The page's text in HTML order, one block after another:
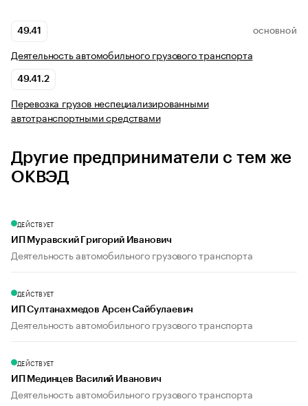
49.41 ОСНОВНОЙ
Деятельность автомобильного грузового транспорта
49.41.2
Перевозка грузов неспециализированными
автотранспортными средствами
Другие предприниматели с тем же
ОКВЭД
ДЕЙСТВУЕТ
ИП Муравский Григорий Иванович
Деятельность автомобильного грузового транспорта
ДЕЙСТВУЕТ
ИП Султанахмедов Арсен Сайбулаевич
Деятельность автомобильного грузового транспорта
ДЕЙСТВУЕТ
ИП Мединцев Василий Иванович
Деятельность автомобильного грузового транспорта